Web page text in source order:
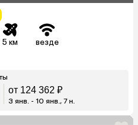
5 км везде
от 124 362 ₽
3 янв. - 10 янв., 7 н.